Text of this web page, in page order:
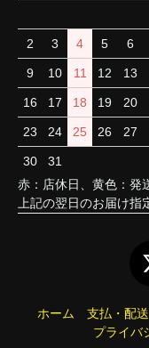
2 3 4 5 6
9 10 11 12 13
16 17 18 19 20
23 24 25 26 27
30 31
赤：店休日、黄色：発
上記の翌日のお届け指
ホーム 支払・配
プライバ